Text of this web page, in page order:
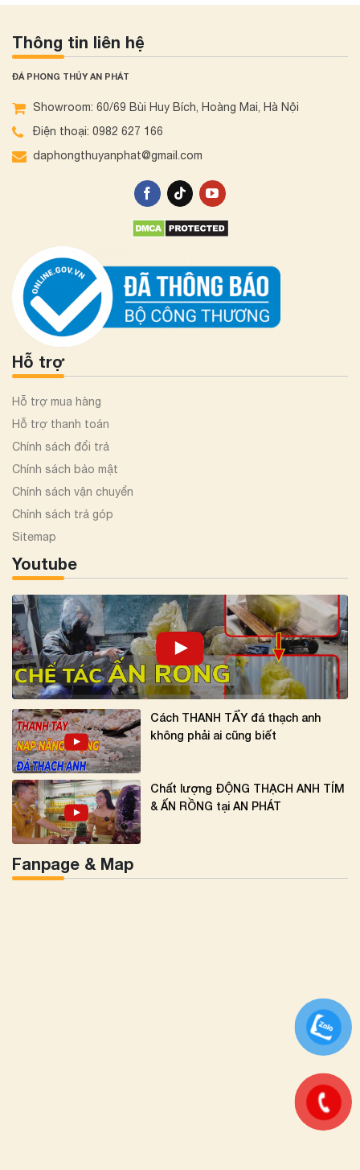
Thông tin liên hệ
ĐÁ PHONG THỦY AN PHÁT
Showroom: 60/69 Bùi Huy Bích, Hoàng Mai, Hà Nội
Điện thoại: 0982 627 166
daphongthuyanphat@gmail.com
Hỗ trợ
Hỗ trợ mua hàng
Hỗ trợ thanh toán
Chính sách đổi trả
Chính sách bảo mật
Chính sách vận chuyển
Chính sách trả góp
Sitemap
Youtube
Cách THANH TẨY đá thạch anh
không phải ai cũng biết
Chất lượng ĐỘNG THẠCH ANH TÍM
& ẤN RỒNG tại AN PHÁT
Fanpage & Map